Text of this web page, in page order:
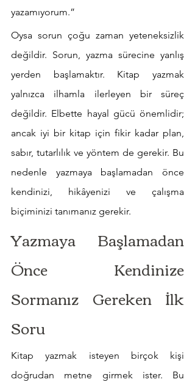
yazamıyorum.”
Oysa sorun çoğu zaman yeteneksizlik
değildir. Sorun, yazma sürecine yanlış
yerden başlamaktır. Kitap yazmak
yalnızca ilhamla ilerleyen bir süreç
değildir. Elbette hayal gücü önemlidir;
ancak iyi bir kitap için fikir kadar plan,
sabır, tutarlılık ve yöntem de gerekir. Bu
nedenle yazmaya başlamadan önce
kendinizi, hikâyenizi ve çalışma
biçiminizi tanımanız gerekir.
Yazmaya Başlamadan
Önce Kendinize
Sormanız Gereken İlk
Soru
Kitap yazmak isteyen birçok kişi
doğrudan metne girmek ister. Bu